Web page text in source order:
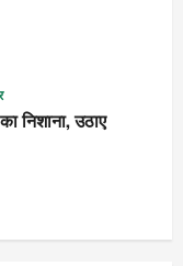
निशाना, उठाए